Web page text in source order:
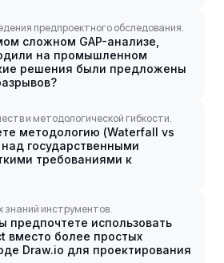
предпроектного обследования.
сложном GAP-анализе,
на промышленном
решения были предложены
и методологической гибкости.
методологию (Waterfall vs
государственными
требованиями к
знаний инструментов.
предпочтете использовать
вместо более простых
Draw.io для проектирования